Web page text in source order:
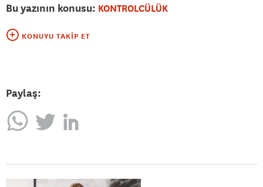
Bu yazının konusu: KONTROLCÜLÜK
KONUYU TAKIP ET
Paylaş: